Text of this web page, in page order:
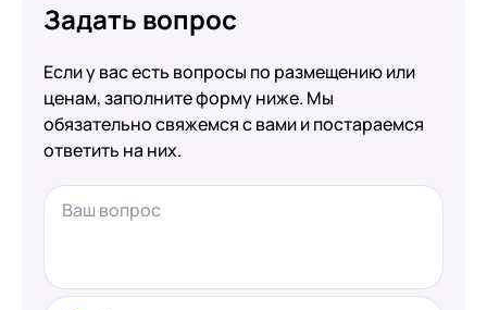
Задать вопрос
Если у вас есть вопросы по размещению или
ценам, заполните форму ниже. Мы
обязательно свяжемся с вами и постараемся
ответить на них.